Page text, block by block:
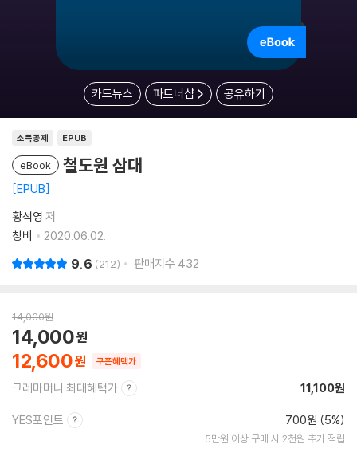
카드뉴스 파트너샵 공유하기
소득공제 EPUB
eBook 철도원 삼대
EPUB
황석영 저
창비
2020.06.02.
9.6 212 판매지수 432
14,000원
12,600
14,000
쿠폰혜택가
크레마머니 최대혜택가 11,100원
YES포인트 700원 (5%)
5만원 이상 구매 시 2천원 추가 적립